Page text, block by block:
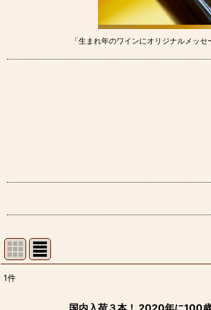
「生まれ年のワインにオリジナルメッ
1件